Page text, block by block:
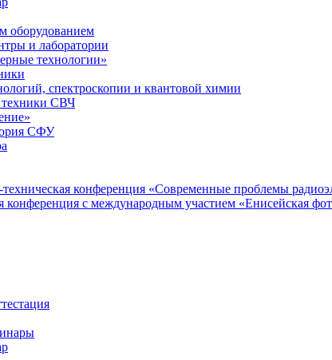
оборудованием
и лаборатории
технологии»
спектроскопии и квантовой химии
техники СВЧ
СФУ
техническая конференция «Современные проблемы
конференция с международным участием «Енисейская